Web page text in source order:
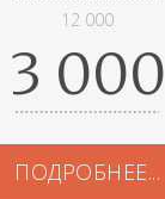
12 000
3 000
ПОДРОБНЕЕ...